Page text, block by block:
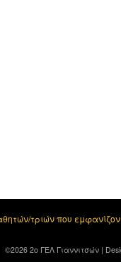
τριών που
©2026 2ο ΓΕΛ Γιαννιτσών |